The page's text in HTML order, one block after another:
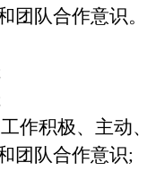
团队合作意识。
作积极、主动
团队合作意识;